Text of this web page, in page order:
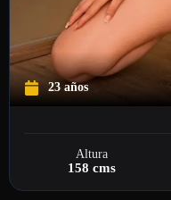
23 años
Altura
158 cms